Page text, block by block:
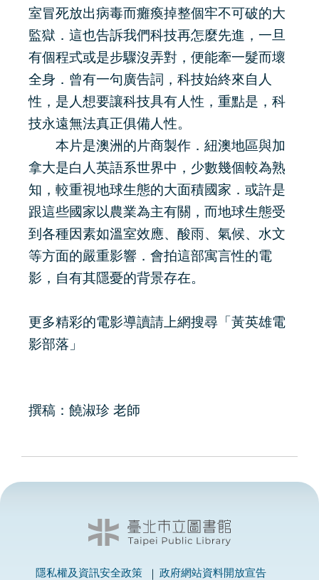
室冒死放出病毒而癱瘓掉整個牢不可破的大
監獄．這也告訴我們科技再怎麼先進，一旦
有個程式或是步驟沒弄對，便能牽一髮而壞
全身．曾有一句廣告詞，科技始終來自人
性，是人想要讓科技具有人性，重點是，科
技永遠無法真正俱備人性。
本片是澳洲的片商製作．紐澳地區與加
拿大是白人英語系世界中，少數幾個較為熟
知，較重視地球生態的大面積國家．或許是
跟這些國家以農業為主有關，而地球生態受
到各種因素如溫室效應、酸雨、氣候、水文
等方面的嚴重影響．會拍這部寓言性的電
影，自有其隱憂的背景存在。
更多精彩的電影導讀請上網搜尋「黃英雄電
影部落」
撰稿：饒淑珍 老師
隱私權及資訊安全政策 政府網站資料開放宣告